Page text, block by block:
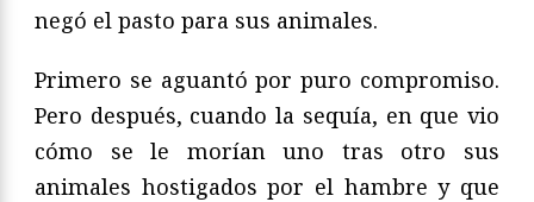
negó el pasto para sus animales.
Primero se aguantó por puro compromiso.
Pero después, cuando la sequía, en que vio
cómo se le morían uno tras otro sus
animales hostigados por el hambre y que